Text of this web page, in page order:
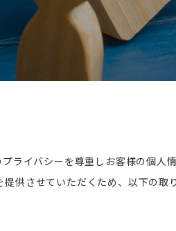
ライバシーを尊重しお客様の個人
供させていただくため、以下の取